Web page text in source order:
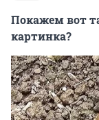
Покажем вот
картинка?